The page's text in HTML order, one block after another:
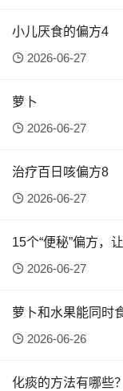
小儿厌食的偏方4
2026-06-27
萝卜
2026-06-27
治疗百日咳偏方8
2026-06-27
15个“便秘”偏方，
2026-06-27
萝卜和水果能同时
2026-06-26
化痰的方法有哪些